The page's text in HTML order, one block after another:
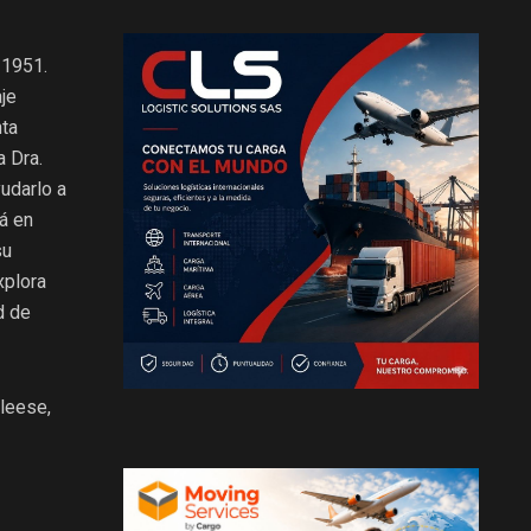
Dra.
a
en
de